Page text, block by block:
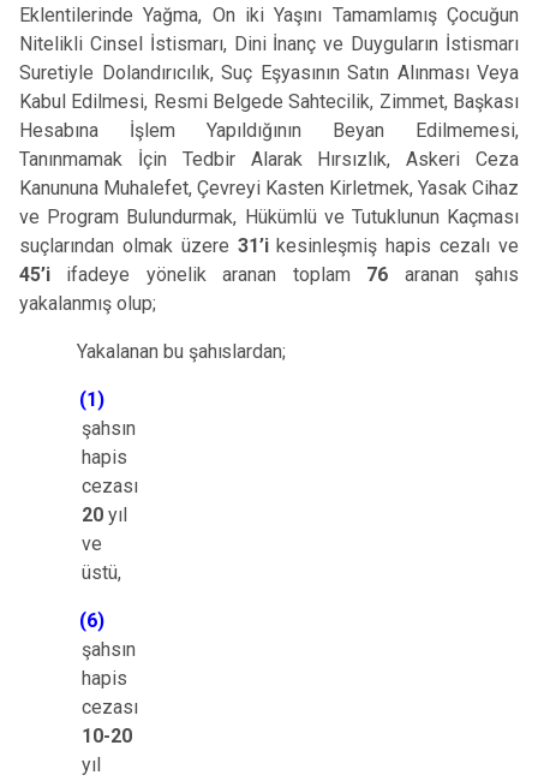
Eklentilerinde Yağma, On iki Yaşını Tamamlamış Çocuğun
Nitelikli Cinsel İstismarı, Dini İnanç ve Duyguların İstismarı
Suretiyle Dolandırıcılık, Suç Eşyasının Satın Alınması Veya
Kabul Edilmesi, Resmi Belgede Sahtecilik, Zimmet, Başkası
Hesabına İşlem Yapıldığının Beyan Edilmemesi,
Tanınmamak İçin Tedbir Alarak Hırsızlık, Askeri Ceza
Kanununa Muhalefet, Çevreyi Kasten Kirletmek, Yasak Cihaz
ve Program Bulundurmak, Hükümlü ve Tutuklunun Kaçması
suçlarından olmak üzere 31’ikesinleşmiş hapis cezalı ve
45’i ifadeye yönelik aranan toplam 76 aranan şahıs
yakalanmış olup;
Yakalanan bu şahıslardan;
(1)
şahsın
hapis
cezası
20 yıl
ve
üstü,
(6)
şahsın
hapis
cezası
10-20
yıl